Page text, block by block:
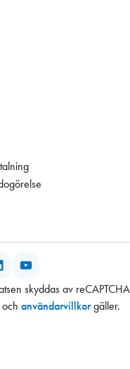
skyddas av
och användarvillkorgäller.